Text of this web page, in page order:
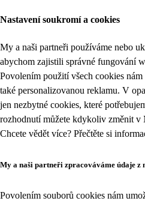
Nastavení soukromí a cookies
My a naši partneři používáme nebo
abychom zajistili správné fungování
Povolením použití všech cookies
také personalizovanou reklamu. V
jen nezbytné cookies, které
rozhodnutí můžete kdykoliv změnit v
Chcete vědět více? Přečtěte si
My a naši partneři zpracováváme údaje z
Povolením souborů cookies nám